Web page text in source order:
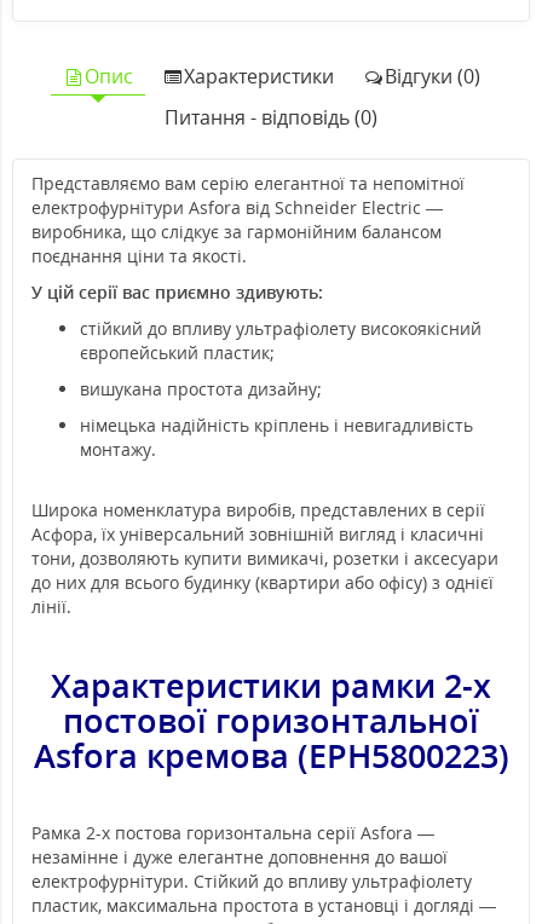
Опис Характеристики
Відгуки (0)
Питання - відповідь (0)
Представляємо вам серію елегантної та непомітної
електрофурнітури Asfora від Schneider Electric —
виробника, що слідкує за гармонійним балансом
поєднання ціни та якості.
У цій серії вас приємно здивують:
стійкий до впливу ультрафіолету високоякісний
європейський пластик;
вишукана простота дизайну;
німецька надійність кріплень і невигадливість
монтажу.
Широка номенклатура виробів, представлених в серії
Асфора, їх універсальний зовнішній вигляд і класичні
тони, дозволяють купити вимикачі, розетки і аксесуари
до них для всього будинку (квартири або офісу) з однієї
лінії.
Характеристики рамки 2-х
постової горизонтальної
Asfora кремова (EPH5800223)
Рамка 2-х постова горизонтальна серії Asfora —
незамінне і дуже елегантне доповнення до вашої
електрофурнітури. Стійкий до впливу ультрафіолету
пластик, максимальна простота в установці і догляді —